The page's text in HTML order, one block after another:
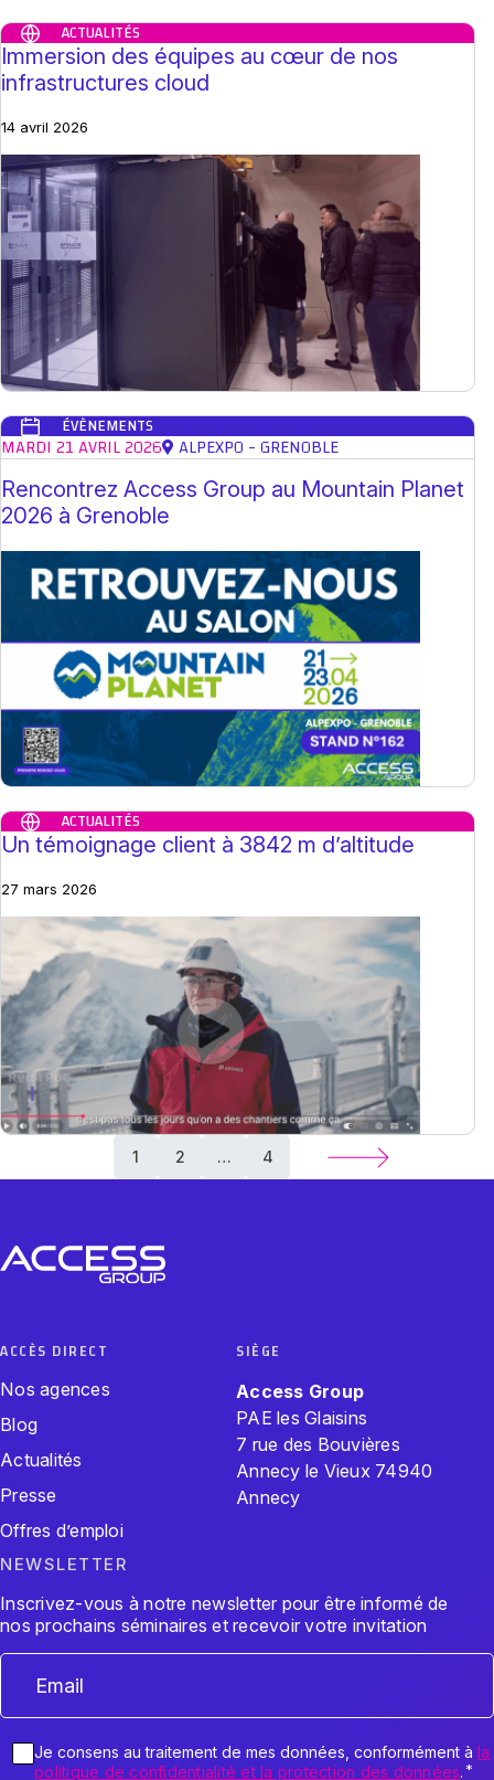
ACTUALITÉS
Immersion des équipes au cœur de nos
infrastructures cloud
14 avril 2026
ÉVÈNEMENTS
MARDI 21 AVRIL 2026 ALPEXPO - GRENOBLE
Rencontrez Access Group au Mountain Planet
2026 à Grenoble
ACTUALITÉS
Un témoignage client à 3842 m d’altitude
27 mars 2026
1 2 … 4
ACCÈS DIRECT
Nos agences
Blog
Actualités
Presse
Offres d’emploi
SIÈGE
Access Group
PAE les Glaisins
7 rue des Bouvières
Annecy le Vieux 74940
Annecy
NEWSLETTER
Inscrivez-vous à notre newsletter pour être informé de
nos prochains séminaires et recevoir votre invitation
RGPD
Je consens au traitement de mes données, conformément à la
politique de confidentialité et la protection des données. *